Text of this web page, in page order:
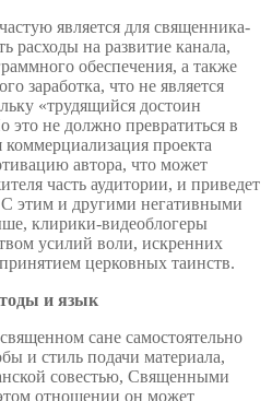
является для священника-
расходы на развитие канала,
обеспечения, а также
заработка, что не является
«трудящийся достоин
не должно превратиться в
проекта
автора, что может
часть аудитории, и приведет
С этим и другими негативными
клирики-видеоблогеры
усилий воли, искренних
церковных таинств.
и язык
сане самостоятельно
и стиль подачи материала,
совестью, Священными
отношении он может